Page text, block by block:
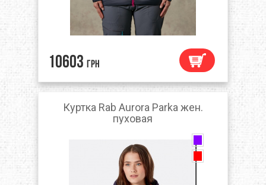
10603 грн
Куртка Rab Aurora Parka жен.
пуховая